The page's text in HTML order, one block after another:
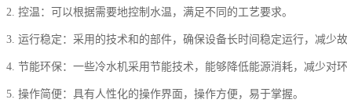
2. 控温：可以根据需要地控制水温，满足不同的工艺要求。
3. 运行稳定：采用的技术和的部件，确保设备长时间稳定运行，减少故
4. 节能环保：一些冷水机采用节能技术，能够降低能源消耗，减少对环
5. 操作简便：具有人性化的操作界面，操作方便，易于掌握。